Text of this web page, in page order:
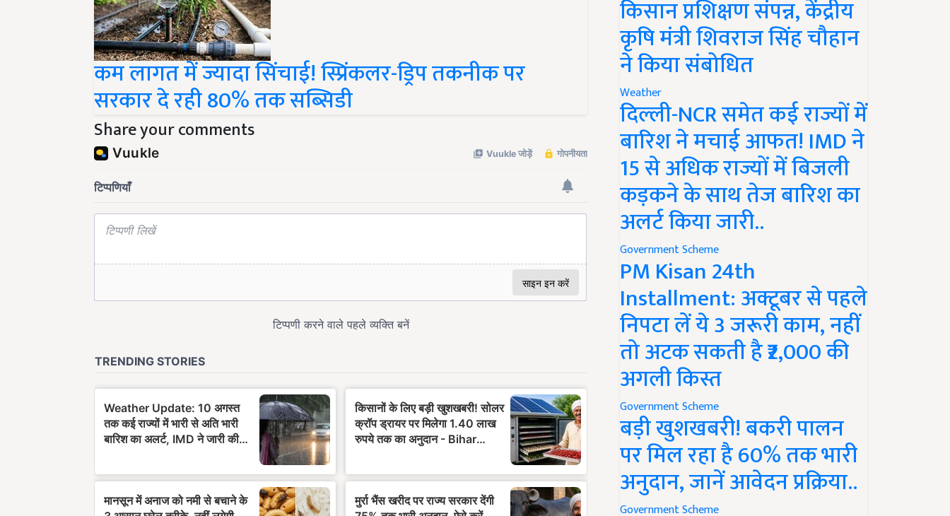
कम लागत में ज्यादा सिंचाई! स्प्रिंकलर-ड्रिप तकनीक पर
सरकार दे रही 80% तक सब्सिडी
Share your comments
किसान प्रशिक्षण संपन्न, केंद्रीय
कृषि मंत्री शिवराज सिंह चौहान
ने किया संबोधित
Weather
दिल्ली-NCR समेत कई राज्यों में
बारिश ने मचाई आफत! IMD ने
15 से अधिक राज्यों में बिजली
कड़कने के साथ तेज बारिश का
अलर्ट किया जारी..
Government Scheme
PM Kisan 24th
Installment: अक्टूबर से पहले
निपटा लें ये 3 जरूरी काम, नहीं
तो अटक सकती है ₹2,000 की
अगली किस्त
Government Scheme
बड़ी खुशखबरी! बकरी पालन
पर मिल रहा है 60% तक भारी
अनुदान, जानें आवेदन प्रक्रिया..
Government Scheme